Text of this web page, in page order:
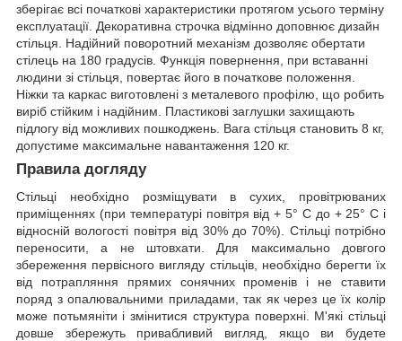
зберігає всі початкові характеристики протягом усього терміну
експлуатації. Декоративна строчка відмінно доповнює дизайн
стільця. Надійний поворотний механізм дозволяє обертати
стілець на 180 градусів. Функція повернення, при вставанні
людини зі стільця, повертає його в початкове положення.
Ніжки та каркас виготовлені з металевого профілю, що робить
виріб стійким і надійним. Пластикові заглушки захищають
підлогу від можливих пошкоджень. Вага стільця становить 8 кг,
допустиме максимальне навантаження 120 кг.
Правила догляду
Стільці необхідно розміщувати в сухих, провітрюваних
приміщеннях (при температурі повітря від + 5° C до + 25° C і
відносній вологості повітря від 30% до 70%). Стільці потрібно
переносити, а не штовхати. Для максимально довгого
збереження первісного вигляду стільців, необхідно берегти їх
від потрапляння прямих сонячних променів і не ставити
поряд з опалювальними приладами, так як через це їх колір
може потьмяніти і змінитися структура поверхні. М'які стільці
довше збережуть привабливий вигляд, якщо ви будете